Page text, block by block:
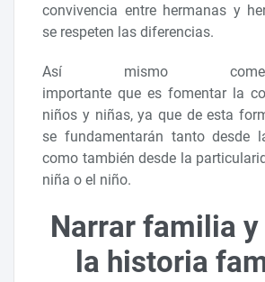
convivencia entre hermanas y
se respeten las diferencias.
Así mismo
importante que es fomentar la
niños y niñas, ya que de esta
se fundamentarán tanto desde
como también desde la
niña o el niño.
Narrar familia y
la historia